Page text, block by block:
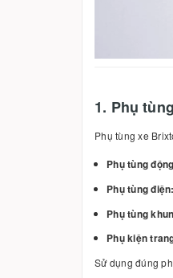
1. Phụ
Phụ tùng xe
Phụ tùng
Phụ tùng điện:
Phụ tùng
Phụ kiện
Sử dụng đúng